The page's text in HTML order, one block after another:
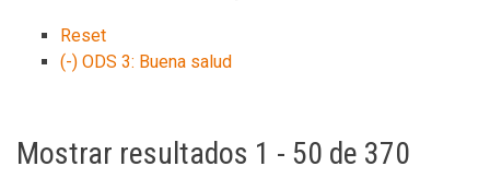
Reset
(-) ODS 3: Buena salud
Mostrar resultados 1 - 50 de 370